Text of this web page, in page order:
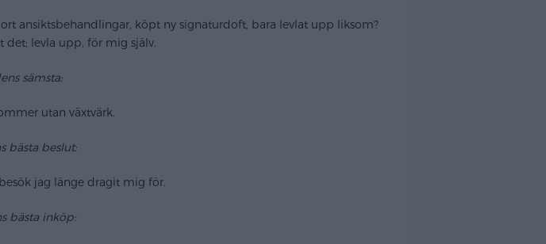
ansiktsbehandlingar, köpt ny signaturdoft, bara levlat upp liksom?
det; levla upp, för mig själv.
sämsta:
utan växtvärk.
bästa beslut:
jag länge dragit mig för.
bästa inköp: